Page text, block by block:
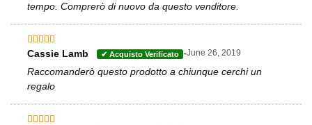
tempo. Comprerò di nuovo da questo venditore.
Valutato
Cassie Lamb -June 26, 2019
Raccomanderò questo prodotto a chiunque cerchi un
regalo